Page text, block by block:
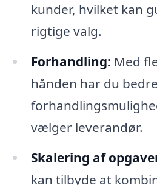
kunder, hvilket kan
rigtige valg.
Forhandling: Med
hånden har du bedre
vælger leverandør.
Skalering af
kan tilbyde at